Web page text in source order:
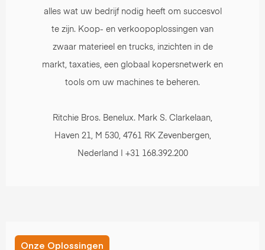
alles wat uw bedrijf nodig heeft om succesvol
te zijn. Koop- en verkoopoplossingen van
zwaar materieel en trucks, inzichten in de
markt, taxaties, een globaal kopersnetwerk en
tools om uw machines te beheren.
Ritchie Bros. Benelux. Mark S. Clarkelaan,
Haven 21, M 530, 4761 RK Zevenbergen,
Nederland | +31 168.392.200
Onze Oplossingen